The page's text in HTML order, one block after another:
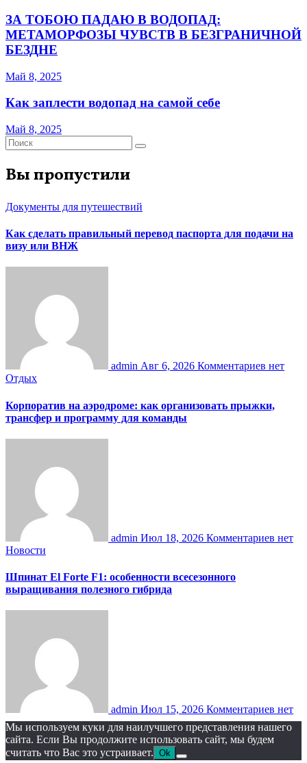
ЗА ТОБОЮ ПАДАЮ В ВОДОПАД:
МЕТАМОРФОЗЫ ЧУВСТВ В БЕЗГРАНИЧНОЙ
БЕЗДНЕ
Май 8, 2025
Как заплести водопад на самой себе
Май 8, 2025
Вы пропустили
Документы для путешествий
Как сделать правильный перевод паспорта для подачи на
визу или ВНЖ
admin Авг 6, 2026 Комментариев нет
Отдых
Корпоратив на аэродроме: как организовать прыжки,
трансфер и программу для команды
admin Июл 18, 2026 Комментариев нет
Новости
Шпинат El Forte F1: особенности всесезонного
выращивания полезного гибрида
admin Июл 15, 2026 Комментариев нет
Мы используем куки для наилучшего представления нашего
сайта. Если Вы продолжите использовать сайт, мы будем
считать что Вас это устраивает. Ok